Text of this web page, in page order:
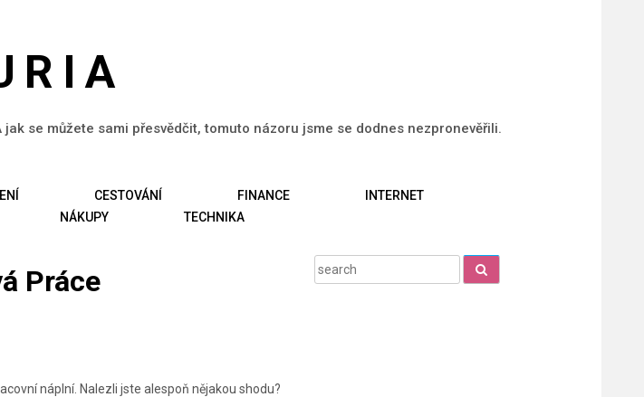
se můžete sami přesvědčit, tomuto názoru jsme se dodnes nezpronevěřili.
CESTOVÁNÍ FINANCE
INTERNET
NÁKUPY TECHNIKA
Práce
náplní. Nalezli jste alespoň nějakou shodu?
Search
for: